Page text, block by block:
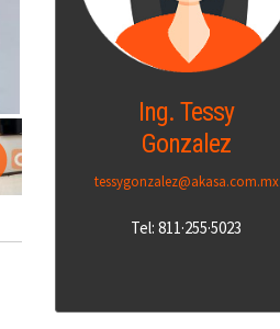
Ing. Tessy
Gonzalez
tessygonzalez@akasa.com.mx
Tel: 811·255·5023